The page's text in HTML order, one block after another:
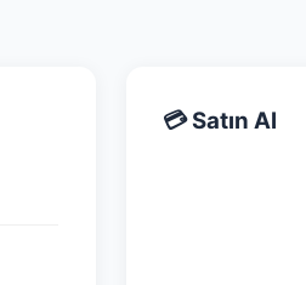
💳 Satın Al